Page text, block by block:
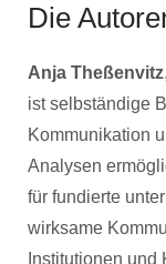
Die
Anja Theßenvitz
ist selbständige
Kommunikation
Analysen
für fundierte
wirksame
Institutionen und